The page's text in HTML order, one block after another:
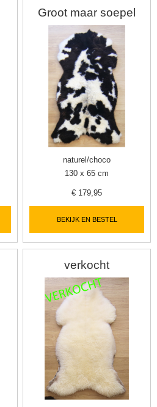
▼
Groot maar soepel
naturel/choco
130 x 65 cm
€ 179,95
BEKIJK EN BESTEL
verkocht